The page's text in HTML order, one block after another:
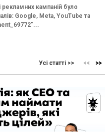
кампаній було
Google, Meta, YouTube та
Усі статті >>